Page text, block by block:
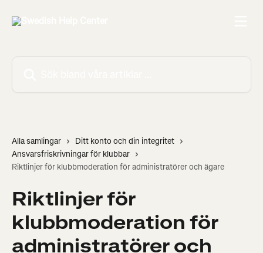
Alla samlingar
Ditt konto och din integritet
Ansvarsfriskrivningar för klubbar
Riktlinjer för klubbmoderation för administratörer och ägare
Riktlinjer för
klubbmoderation för
administratörer och